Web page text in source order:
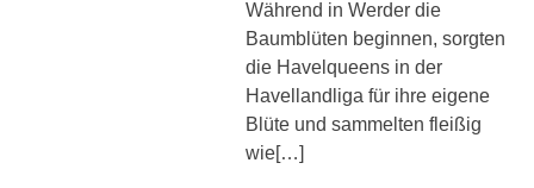
Während in Werder die
Baumblüten beginnen, sorgten
die Havelqueens in der
Havellandliga für ihre eigene
Blüte und sammelten fleißig
wie[…]